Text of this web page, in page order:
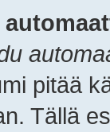
pitää
Tällä